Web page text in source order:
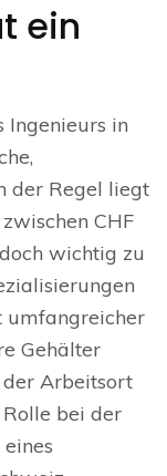
ein
Ingenieurs in
der Regel liegt
CHF
wichtig zu
umfangreicher
Gehälter
der Arbeitsort
bei der